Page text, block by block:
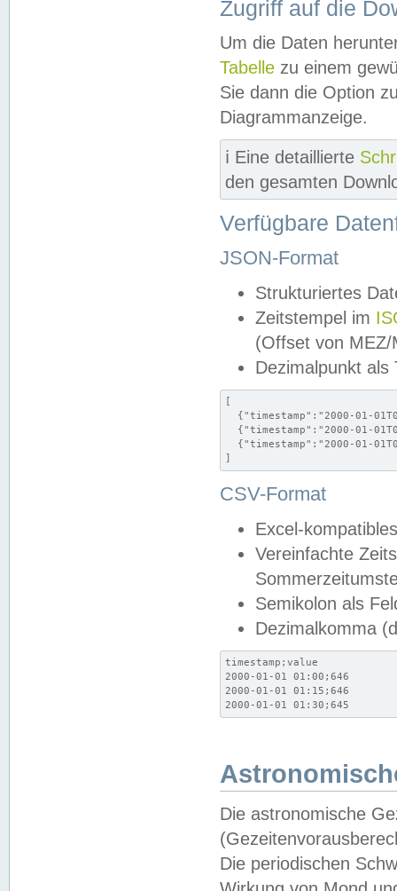
Zugriff auf die
Um die Daten
Tabelle zu einem
Sie dann die Option
Diagrammanzeige.
ℹ️ Eine detaillierte
den gesamten
Verfügbare
JSON-Format
Strukturiertes
Zeitstempel im
(Offset von MEZ/
Dezimalpunkt als
[
{"timestamp":"2000-01-
{"timestamp":"2000-01-
{"timestamp":"2000-01-
]
CSV-Format
Excel-
Vereinfachte
Semikolon als
Dezimalkomma
timestamp;value
2000-01-01 01:00;646
2000-01-01 01:15;646
2000-01-01 01:30;645
Die astronomische
Die periodischen